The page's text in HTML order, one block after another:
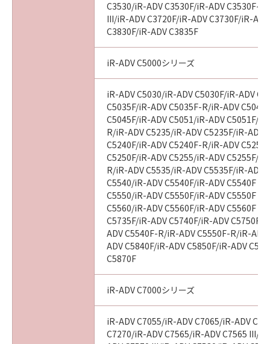
C3530/iR-ADV C3530F/iR-ADV C3530F-
III/iR-ADV C3720F/iR-ADV C3730F/iR-
C3830F/iR-ADV C3835F
iR-ADV C5000シリーズ
iR-ADV C5030/iR-ADV C5030F/iR-ADV
C5035F/iR-ADV C5035F-R/iR-ADV
C5045F/iR-ADV C5051/iR-ADV C5051F/
R/iR-ADV C5235/iR-ADV C5235F/iR-ADV
C5240F/iR-ADV C5240F-R/iR-ADV
C5250F/iR-ADV C5255/iR-ADV C5255F/
R/iR-ADV C5535/iR-ADV C5535F/iR-ADV
C5540/iR-ADV C5540F/iR-ADV C5540F
C5550/iR-ADV C5550F/iR-ADV C5550F
C5560/iR-ADV C5560F/iR-ADV C5560F
C5735F/iR-ADV C5740F/iR-ADV C5750F/
ADV C5540F-R/iR-ADV C5550F-R/iR-
ADV C5840F/iR-ADV C5850F/iR-ADV
C5870F
iR-ADV C7000シリーズ
iR-ADV C7055/iR-ADV C7065/iR-ADV
C7270/iR-ADV C7565/iR-ADV C7565 III/